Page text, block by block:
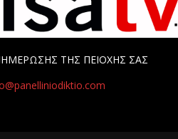
ΤΗΣ ΠΕΙΟΧΗΣ ΣΑΣ